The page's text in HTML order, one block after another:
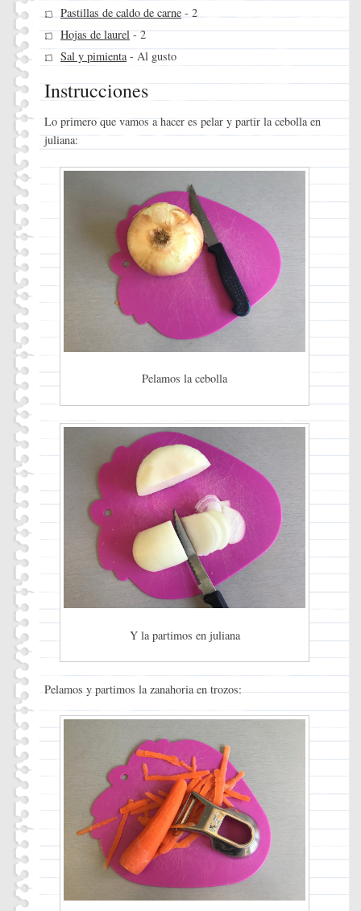
Pastillas de caldo de carne - 2
Hojas de laurel - 2
Sal y pimienta- Al gusto
Instrucciones
Lo primero que vamos a hacer es pelar y partir la cebolla en
juliana:
Pelamos la cebolla
Y la partimos en juliana
Pelamos y partimos la zanahoria en trozos: